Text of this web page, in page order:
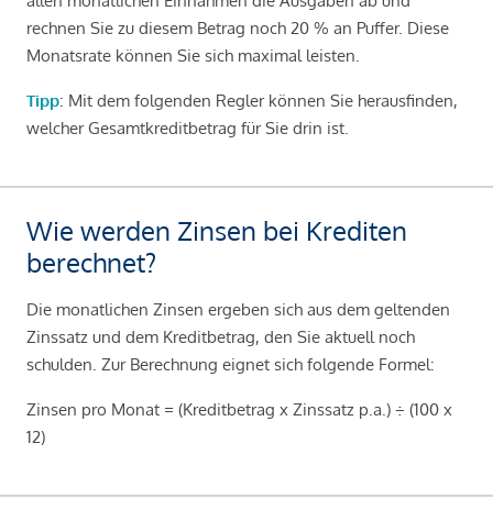
rechnen Sie zu diesem Betrag noch 20 % an Puffer. Diese
Monatsrate können Sie sich maximal leisten.
Tipp: Mit dem folgenden Regler können Sie herausfinden,
welcher Gesamtkreditbetrag für Sie drin ist.
Wie werden Zinsen bei Krediten
berechnet?
Die monatlichen Zinsen ergeben sich aus dem geltenden
Zinssatz und dem Kreditbetrag, den Sie aktuell noch
schulden. Zur Berechnung eignet sich folgende Formel:
Zinsen pro Monat = (Kreditbetrag x Zinssatz p.a.) ÷ (100 x
12)